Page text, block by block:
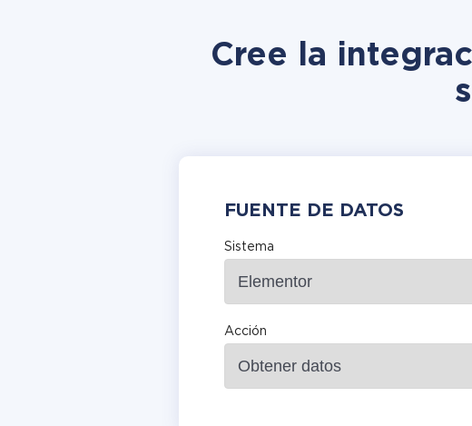
Cree la
FUENTE DE DATOS
Sistema
Acción